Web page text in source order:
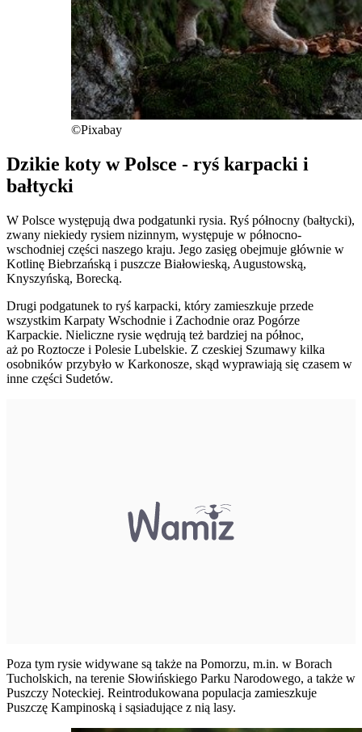
©Pixabay
Dzikie koty w Polsce - ryś karpacki i
bałtycki
W Polsce występują dwa podgatunki rysia. Ryś północny (bałtycki),
zwany niekiedy rysiem nizinnym, występuje w północno-
wschodniej części naszego kraju. Jego zasięg obejmuje głównie w
Kotlinę Biebrzańską i puszcze Białowieską, Augustowską,
Knyszyńską, Borecką.
Drugi podgatunek to ryś karpacki, który zamieszkuje przede
wszystkim Karpaty Wschodnie i Zachodnie oraz Pogórze
Karpackie. Nieliczne rysie wędrują też bardziej na północ,
aż po Roztocze i Polesie Lubelskie. Z czeskiej Szumawy kilka
osobników przybyło w Karkonosze, skąd wyprawiają się czasem w
inne części Sudetów.
Poza tym rysie widywane są także na Pomorzu, m.in. w Borach
Tucholskich, na terenie Słowińskiego Parku Narodowego, a także w
Puszczy Noteckiej. Reintrodukowana populacja zamieszkuje
Puszczę Kampinoską i sąsiadujące z nią lasy.